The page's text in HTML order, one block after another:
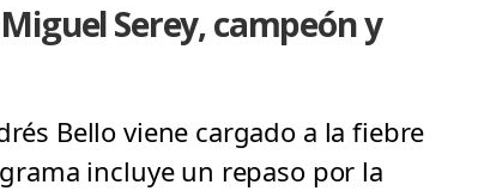
Serey, campeón y
Bello viene cargado a la fiebre
incluye un repaso por la